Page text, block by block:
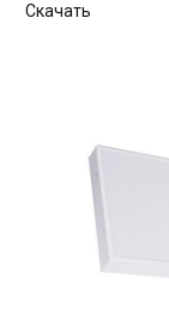
Скачать